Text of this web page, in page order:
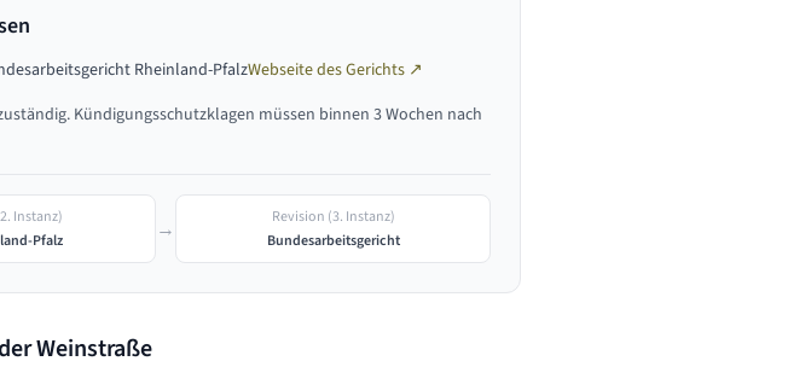
Rheinland-PfalzWebseite des Gerichts ↗
Kündigungsschutzklagen müssen binnen 3 Wochen nach
Instanz)
Pfalz
→
Revision (3. Instanz)
Bundesarbeitsgericht
Weinstraße